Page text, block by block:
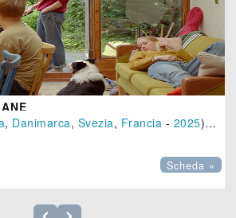
, Danimarca, Svezia, Francia - 2025), 109 min.
Scheda »